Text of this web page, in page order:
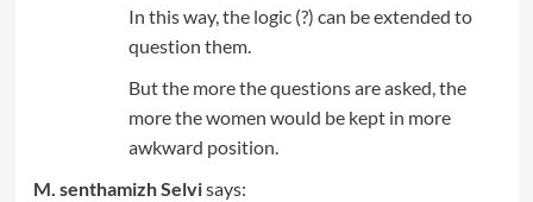
In this way, the logic (?) can be extended to
question them.
But the more the questions are asked, the
more the women would be kept in more
awkward position.
M. senthamizh Selvisays: